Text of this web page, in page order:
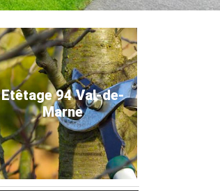
Etêtage 94 Val-de-
Marne